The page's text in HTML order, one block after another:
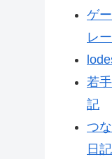
ゲ
レ
若
記
つ
日記